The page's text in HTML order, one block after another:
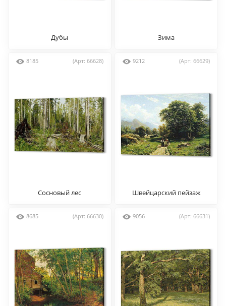
Дубы Зима
8185 (Арт: 66628)
Сосновый лес
9212 (Арт: 66629)
Швейцарский пейзаж
8685 (Арт: 66630) 9056 (Арт: 66631)